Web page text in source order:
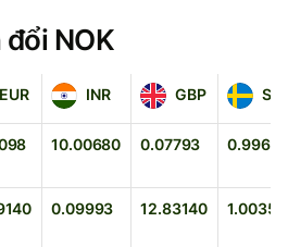
NOK
EUR INR
INR GBP
GBP SEK
10.00680 0.07793
0.09993 12.83140 1.00357